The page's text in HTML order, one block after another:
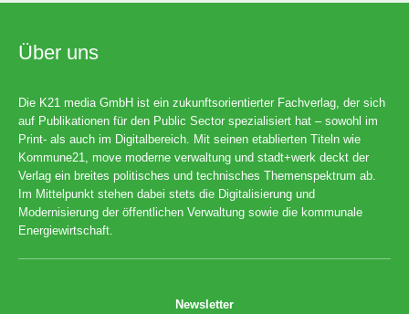
Über uns
Die K21 media GmbH ist ein zukunftsorientierter Fachverlag, der sich
auf Publikationen für den Public Sector spezialisiert hat – sowohl im
Print- als auch im Digitalbereich. Mit seinen etablierten Titeln wie
Kommune21, move moderne verwaltung und stadt+werk deckt der
Verlag ein breites politisches und technisches Themenspektrum ab.
Im Mittelpunkt stehen dabei stets die Digitalisierung und
Modernisierung der öffentlichen Verwaltung sowie die kommunale
Energiewirtschaft.
Newsletter